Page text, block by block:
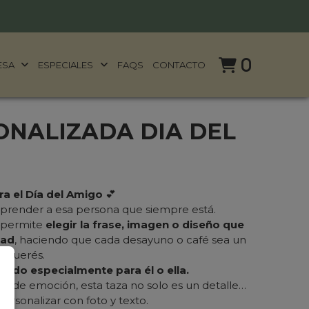
ESPECIALES FAQS CONTACTO 0
DIA DEL
el Día del Amigo 💕
a esa persona que siempre está.
elegir la frase, imagen o diseño que
, haciendo que cada desayuno o café sea un
querés.
especialmente para él o ella.
de emoción, esta taza no solo es un detalle…
con foto y texto.